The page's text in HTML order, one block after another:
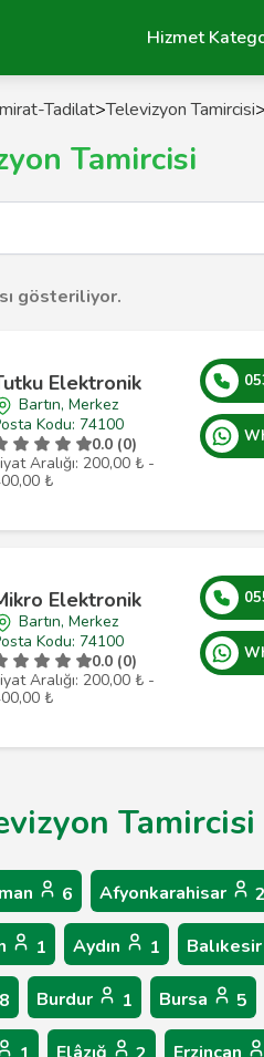
Hizmet
Tadilat>Televizyon Tamircisi>
Tamircisi
gösteriliyor.
Elektronik
Bartın, Merkez
Kodu: 74100
0.0 (0)
Aralığı: 200,00 ₺ -
₺
Elektronik
Bartın, Merkez
Kodu: 74100
0.0 (0)
Aralığı: 200,00 ₺ -
₺
6 Afyonkarahisar 2
1 Aydın 1 Balıkesir
8 Burdur 1 Bursa 5